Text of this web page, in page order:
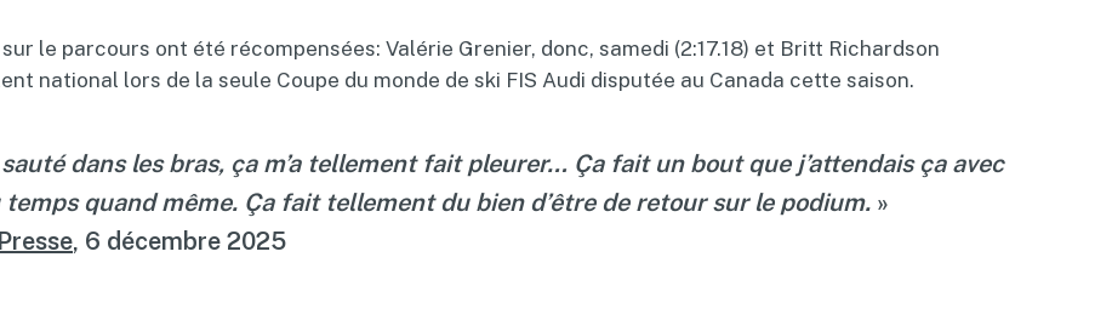
le parcours ont été récompensées: Valérie Grenier, donc, samedi (2:17.18) et Britt Richardson
national lors de la seule Coupe du monde de ski FIS Audi disputée au Canada cette saison.
dans les bras, ça m’a tellement fait pleurer… Ça fait un bout que j’attendais ça avec
quand même. Ça fait tellement du bien d’être de retour sur le podium. »
, 6 décembre 2025